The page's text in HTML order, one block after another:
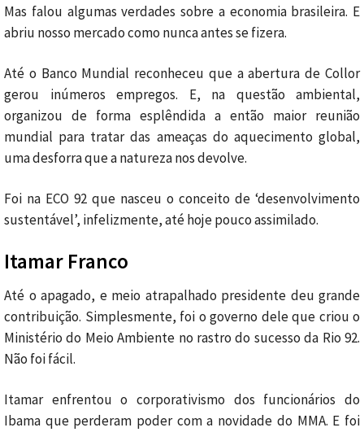
Mas falou algumas verdades sobre a economia brasileira. E
abriu nosso mercado como nunca antes se fizera.
Até o Banco Mundial reconheceu que a abertura de Collor
gerou inúmeros empregos. E, na questão ambiental,
organizou de forma esplêndida a então maior reunião
mundial para tratar das ameaças do aquecimento global,
uma desforra que a natureza nos devolve.
Foi na ECO 92 que nasceu o conceito de ‘desenvolvimento
sustentável’, infelizmente, até hoje pouco assimilado.
Itamar Franco
Até o apagado, e meio atrapalhado presidente deu grande
contribuição. Simplesmente, foi o governo dele que criou o
Ministério do Meio Ambiente no rastro do sucesso da Rio 92.
Não foi fácil.
Itamar enfrentou o corporativismo dos funcionários do
Ibama que perderam poder com a novidade do MMA. E foi